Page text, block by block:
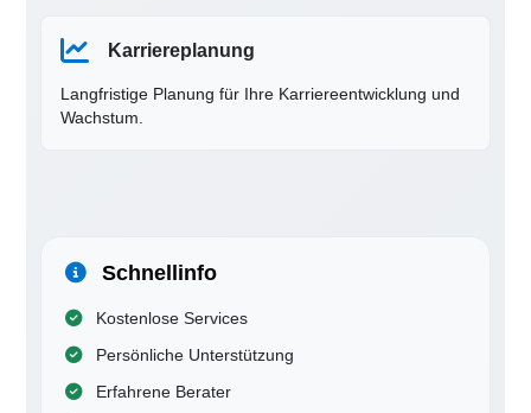
Karriereplanung
Langfristige Planung für Ihre Karriereentwicklung und
Wachstum.
Schnellinfo
Kostenlose Services
Persönliche Unterstützung
Erfahrene Berater